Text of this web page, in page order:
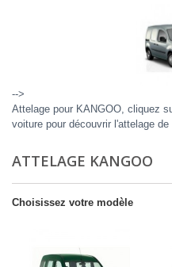
-->
Attelage pour KANGOO, cliquez
voiture pour découvrir l'attelage
ATTELAGE KANGOO
Choisissez votre modèle